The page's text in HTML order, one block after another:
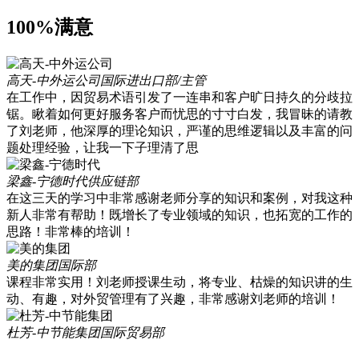
100%满意
高天-中外运公司国际进出口部/主管
在工作中，因贸易术语引发了一连串和客户旷日持久的分歧拉
锯。瞅着如何更好服务客户而忧思的寸寸白发，我冒昧的请教
了刘老师，他深厚的理论知识，严谨的思维逻辑以及丰富的问
题处理经验，让我一下子理清了思
梁鑫-宁德时代供应链部
在这三天的学习中非常感谢老师分享的知识和案例，对我这种
新人非常有帮助！既增长了专业领域的知识，也拓宽的工作的
思路！非常棒的培训！
美的集团国际部
课程非常实用！刘老师授课生动，将专业、枯燥的知识讲的生
动、有趣，对外贸管理有了兴趣，非常感谢刘老师的培训！
杜芳-中节能集团国际贸易部